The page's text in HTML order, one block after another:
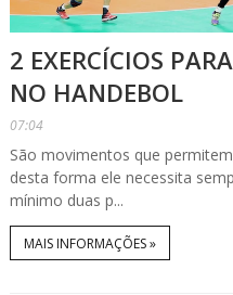
2 EXERCÍCIOS
NO HANDEBOL
07:04
São movimentos que
desta forma ele necessita
mínimo duas p...
MAIS INFORMAÇÕES »